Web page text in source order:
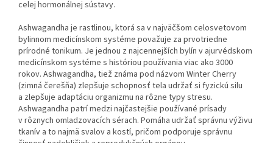
celej hormonálnej sústavy.
Ashwagandha je rastlinou, ktorá sa v najväčšom celosvetovom
bylinnom medicínskom systéme považuje za prvotriedne
prírodné tonikum. Je jednou z najcennejších bylín v ajurvédskom
medicínskom systéme s históriou používania viac ako 3000
rokov. Ashwagandha, tiež známa pod názvom Winter Cherry
(zimná čerešňa) zlepšuje schopnosť tela udržať si fyzickú silu
a zlepšuje adaptáciu organizmu na rôzne typy stresu.
Ashwagandha patrí medzi najčastejšie používané prísady
v rôznych omladzovacích sérach. Pomáha udržať správnu výživu
tkanív a to najmä svalov a kostí, pričom podporuje správnu